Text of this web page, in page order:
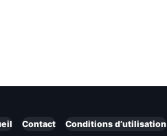
Contact Conditions d’utilisation